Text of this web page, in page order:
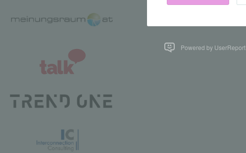
Powered by UserReport